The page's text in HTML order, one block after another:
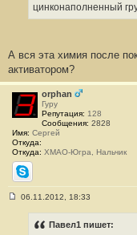
цинконаполненный
А вся эта химия после
активатором?
orphan
Гуру
Репутация: 128
Сообщения: 2828
Имя: Сергей
Откуда:
Откуда: ХМАО-Югра, Нальчик
Skype
06.11.2012, 18:33
Павел1 пишет: